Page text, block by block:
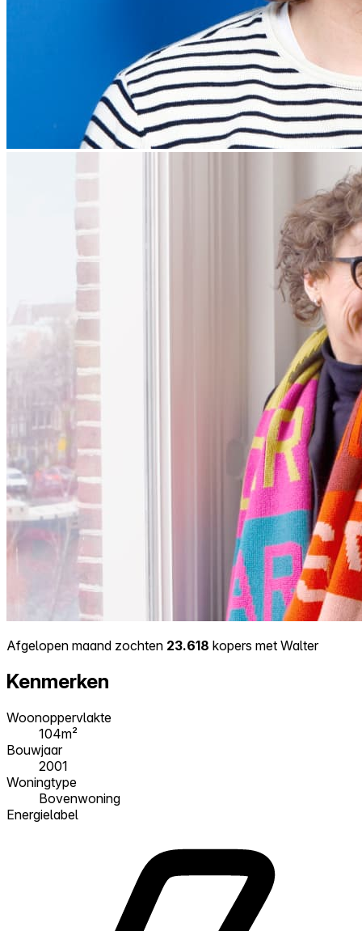
Afgelopen maand zochten 23.618 kopers met Walter
Kenmerken
Woonoppervlakte
104m²
Bouwjaar
2001
Woningtype
Bovenwoning
Energielabel